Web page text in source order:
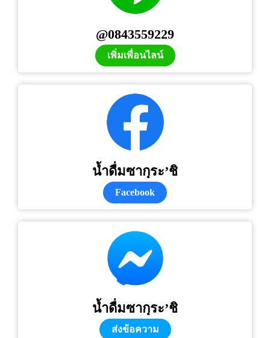
@0843559229
เพิ่มเพื่อนไลน์
น้ำดื่มซากุระ’ชิ
Facebook
น้ำดื่มซากุระ’ชิ
ส่งข้อความ